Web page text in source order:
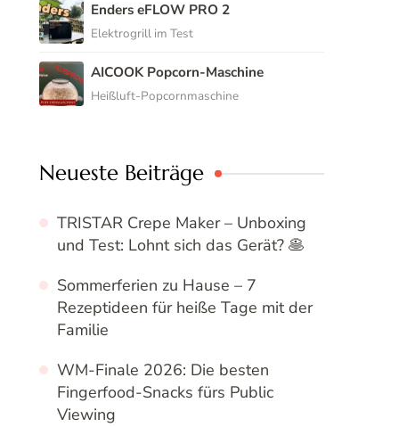
Enders eFLOW PRO 2
Elektrogrill im Test
AICOOK Popcorn-Maschine
Heißluft-Popcornmaschine
Neueste Beiträge
TRISTAR Crepe Maker – Unboxing
und Test: Lohnt sich das Gerät? 🥞
Sommerferien zu Hause – 7
Rezeptideen für heiße Tage mit der
Familie
WM-Finale 2026: Die besten
Fingerfood-Snacks fürs Public
Viewing